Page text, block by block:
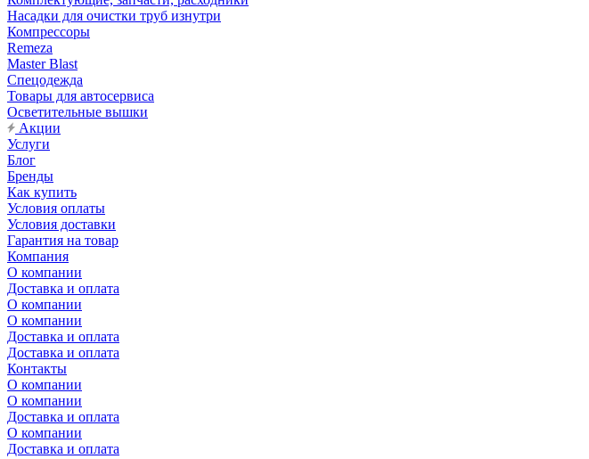
Насадки для очистки труб изнутри
Компрессоры
Remeza
Master Blast
Спецодежда
Товары для автосервиса
Осветительные вышки
Акции
Услуги
Блог
Бренды
Как купить
Условия оплаты
Условия доставки
Гарантия на товар
Компания
О компании
Доставка и оплата
О компании
О компании
Доставка и оплата
Доставка и оплата
Контакты
О компании
О компании
Доставка и оплата
О компании
Доставка и оплата